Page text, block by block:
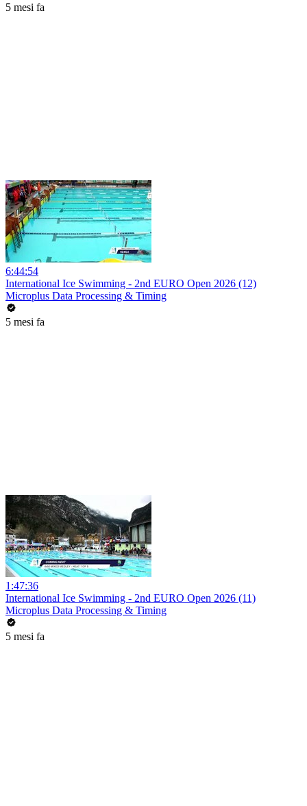
5 mesi fa
6:44:54
International Ice Swimming - 2nd EURO Open 2026 (12)
Microplus Data Processing & Timing
5 mesi fa
1:47:36
International Ice Swimming - 2nd EURO Open 2026 (11)
Microplus Data Processing & Timing
5 mesi fa